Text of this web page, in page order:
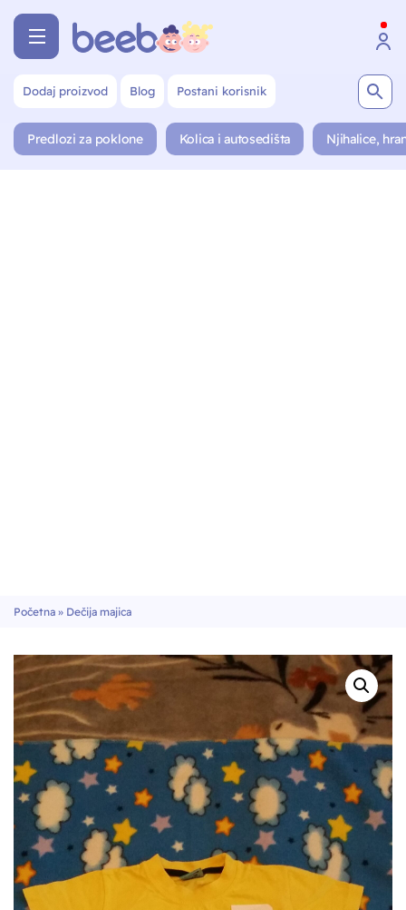
Dodaj proizvod Blog Postani korisnik
Predlozi za poklone Kolica i autosedišta Njihalice,
Početna » Dečija majica